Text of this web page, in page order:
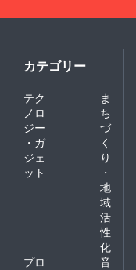
カテゴリー
テク
ノロ
ジー
・ガ
ジェ
ット
ま
ち
づ
く
り
・
地
域
活
性
化
プロ
音